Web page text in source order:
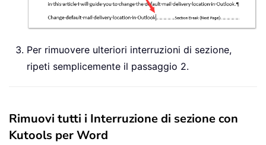
Per rimuovere ulteriori interruzioni di sezione,
ripeti semplicemente il passaggio 2.
Rimuovi tutti i Interruzione di sezione con
Kutools per Word